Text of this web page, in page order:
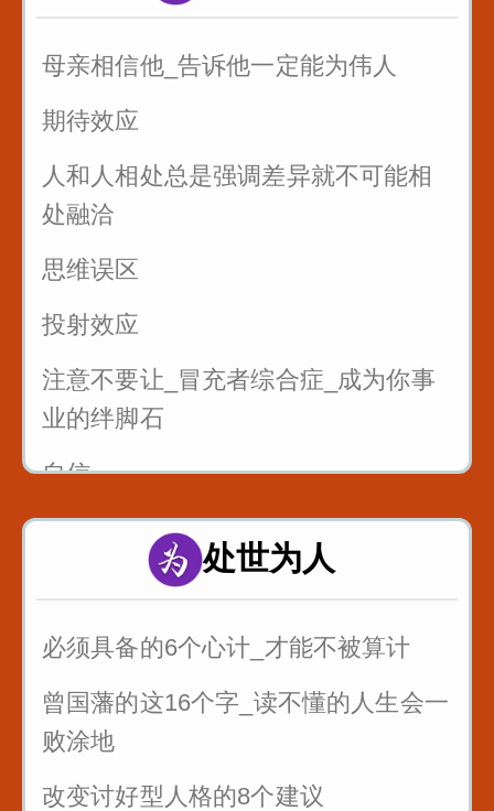
难的点_套用在提问者身上_怼回去
管好自己的嘴_关系再好也不要说这些
话
三招让你和任何人说话
母亲相信他_告诉他一定能为伟人
期待效应
人和人相处总是强调差异就不可能相
处融洽
思维误区
投射效应
注意不要让_冒充者综合症_成为你事
业的绊脚石
自信
处世为人
必须具备的6个心计_才能不被算计
曾国藩的这16个字_读不懂的人生会一
败涂地
改变讨好型人格的8个建议